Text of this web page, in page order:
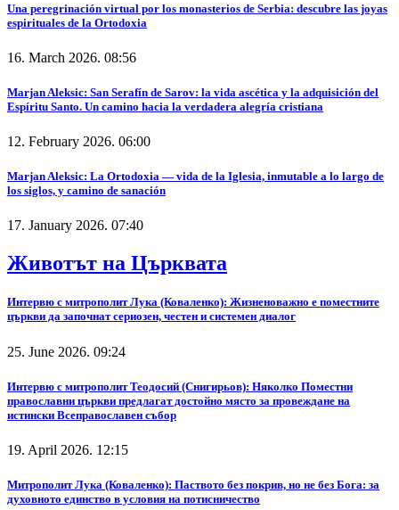
Una peregrinación virtual por los monasterios de Serbia: descubre las joyas
espirituales de la Ortodoxia
16. March 2026. 08:56
Marjan Aleksic: San Serafín de Sarov: la vida ascética y la adquisición del
Espíritu Santo. Un camino hacia la verdadera alegría cristiana
12. February 2026. 06:00
Marjan Aleksic: La Ortodoxia — vida de la Iglesia, inmutable a lo largo de
los siglos, y camino de sanación
17. January 2026. 07:40
Животът на Църквата
Интервю с митрополит Лука (Коваленко): Жизненоважно е поместните
църкви да започнат сериозен, честен и системен диалог
25. June 2026. 09:24
Интервю с митрополит Теодосий (Снигирьов): Няколко Поместни
православни църкви предлагат достойно място за провеждане на
истински Всеправославен събор
19. April 2026. 12:15
Митрополит Лука (Коваленко): Паството без покрив, но не без Бога: за
духовното единство в условия на потисничество